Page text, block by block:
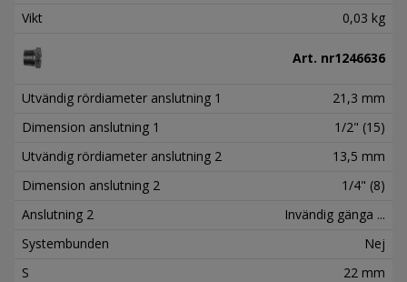
Vikt 0,03 kg
Art. nr1246636
Utvändig rördiameter anslutning 1
21,3 mm
Dimension anslutning 1
1/2" (15)
Utvändig rördiameter anslutning 2
13,5 mm
Dimension anslutning 2
1/4" (8)
Anslutning 2
Invändig gänga ...
Systembunden
Nej
S
22 mm